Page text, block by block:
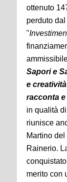
ottenuto
perduto
"
Sapori e
e
racconta
in qualità
riunisce
Martino
Rainerio.
merito con